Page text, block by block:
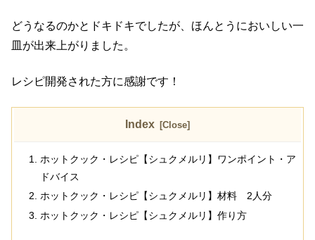
どうなるのかとドキドキでしたが、ほんとうにおいしい一
皿が出来上がりました。
レシピ開発された方に感謝です！
Index
ホットクック・レシピ【シュクメルリ】ワンポイント・ア
ドバイス
ホットクック・レシピ【シュクメルリ】材料 2人分
ホットクック・レシピ【シュクメルリ】作り方